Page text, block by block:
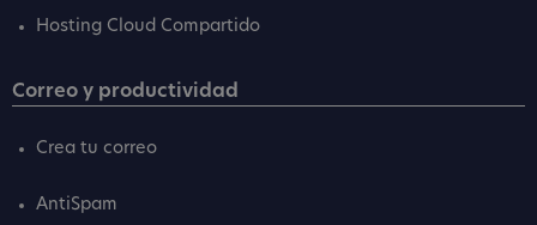
Hosting Cloud Compartido
Correo y productividad
Crea tu correo
AntiSpam